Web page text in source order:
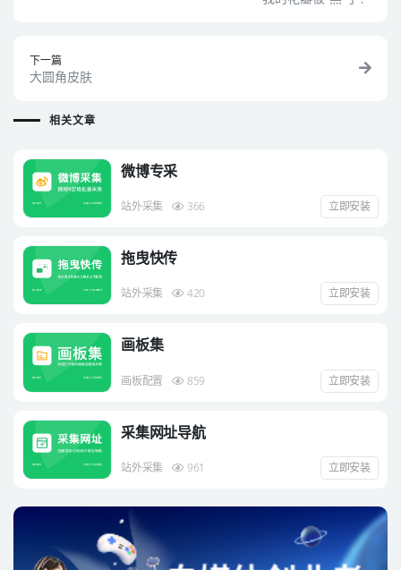
下一篇
大圆角皮肤
相关文章
微博专采
站外采集 366 立即安装
拖曳快传
站外采集 420 立即安装
画板集
画板配置 859 立即安装
采集网址导航
站外采集 961 立即安装